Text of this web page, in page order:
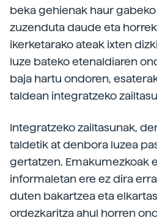
beka gehienak haur
zuzenduta daude eta
ikerketarako ateak ixten
luze bateko etenaldiaren
baja hartu ondoren,
taldean integratzeko
Integratzeko zailtasunak,
taldetik at denbora luzea
gertatzen. Emakumezkoak
informaletan ere ez dira
duten bakartzea eta
ordezkaritza ahul horren